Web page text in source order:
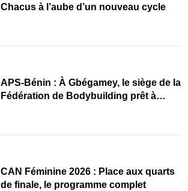
Chacus à l’aube d’un nouveau cycle
APS-Bénin : À Gbégamey, le siège de la
Fédération de Bodybuilding prêt à
CAN Féminine 2026 : Place aux quarts
de finale, le programme complet